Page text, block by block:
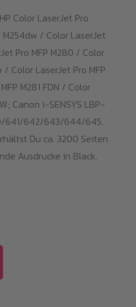
Color LaserJet Pro
/ Color LaserJet
Pro MFP M280 / Color
/ Color LaserJet Pro MFP
M281 FDN / Color
Canon i-SENSYS LBP-
641/642/643/644/645.
Du ca. 3200 Seiten
Ausdrucke in Black.